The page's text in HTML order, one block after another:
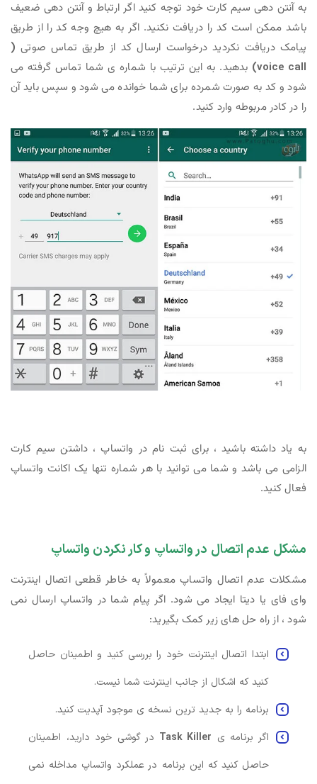
به آنتن دهی سیم کارت خود توجه کنید اگر ارتباط و آنتن دهی ضعیف
باشد ممکن است کد را دریافت نکنید. اگر به هیچ وجه کد را از طریق
پیامک دریافت نکردید درخواست ارسال کد از طریق تماس صوتی (
voice call) بدهید. به این ترتیب با شماره ی شما تماس گرفته می
شود و کد به صورت شمرده برای شما خوانده می شود و سپس باید آن
را در کادر مربوطه وارد کنید.
به یاد داشته باشید ، برای ثبت نام در واتساپ ، داشتن سیم کارت
الزامی می باشد و شما می توانید با هر شماره تنها یک اکانت واتساپ
فعال کنید.
مشکل عدم اتصال در واتساپ و کار نکردن واتساپ
مشکلات عدم اتصال واتساپ معمولاً به خاطر قطعی اتصال اینترنت
وای فای یا دیتا ایجاد می شود. اگر پیام شما در واتساپ ارسال نمی
شود ، از راه حل های زیر کمک بگیرید:
ابتدا اتصال اینترنت خود را بررسی کنید و اطمینان حاصل
کنید که اشکال از جانب اینترنت شما نیست.
برنامه را به جدید ترین نسخه ی موجود آپدیت کنید.
اگر برنامه ی Task Killer در گوشی خود دارید، اطمینان
حاصل کنید که این برنامه در عملکرد واتساپ مداخله نمی